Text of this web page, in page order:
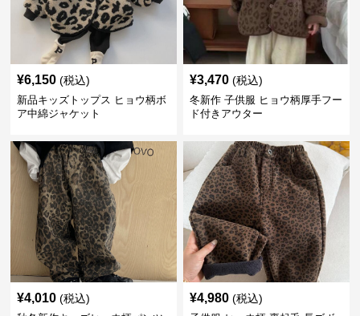
¥6,150 (税込)
新品キッズトップス ヒョウ柄ボ
ア中綿ジャケット
¥3,470 (税込)
冬新作 子供服 ヒョウ柄厚手フー
ド付きアウター
¥4,010 (税込) ¥4,980 (税込)